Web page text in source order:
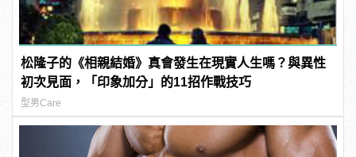
松隆子的《相親結婚》真會發生在現實人生嗎？與異性
初次見面，「印象加分」的11招作戰技巧
型男Care